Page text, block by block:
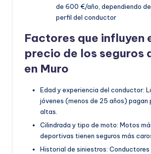
de 600 €/año, dependiendo
perfil del conductor
Factores que influyen
precio de los seguros
en Muro
Edad y experiencia del conductor:
jóvenes (menos de 25 años) pagan
altas.
Cilindrada y tipo de moto: Motos
deportivas tienen seguros más
Historial de siniestros: